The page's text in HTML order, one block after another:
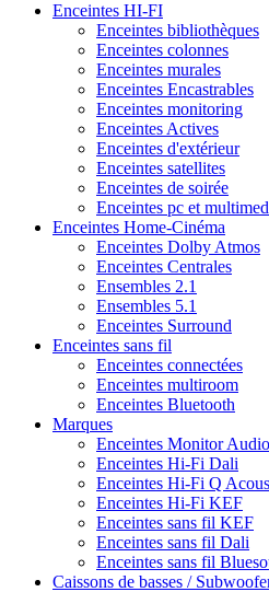
Enceintes HI-FI
Enceintes bibliothèques
Enceintes colonnes
Enceintes murales
Enceintes Encastrables
Enceintes monitoring
Enceintes Actives
Enceintes d'extérieur
Enceintes satellites
Enceintes de soirée
Enceintes pc et
Enceintes Home-Cinéma
Enceintes Dolby Atmos
Enceintes Centrales
Ensembles 2.1
Ensembles 5.1
Enceintes Surround
Enceintes sans fil
Enceintes connectées
Enceintes multiroom
Enceintes Bluetooth
Marques
Enceintes Monitor Audio
Enceintes Hi-Fi Dali
Enceintes Hi-Fi Q
Enceintes Hi-Fi KEF
Enceintes sans fil KEF
Enceintes sans fil Dali
Enceintes sans fil
Caissons de basses /